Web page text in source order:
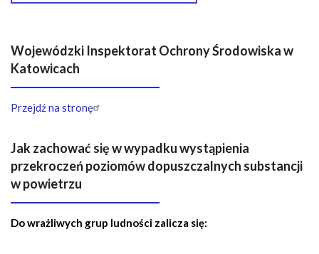
Wojewódzki Inspektorat Ochrony Środowiska w
Katowicach
Przejdź na stronę
Jak zachować się w wypadku wystąpienia
przekroczeń poziomów dopuszczalnych substancji
w powietrzu
Do wrażliwych grup ludności zalicza się: